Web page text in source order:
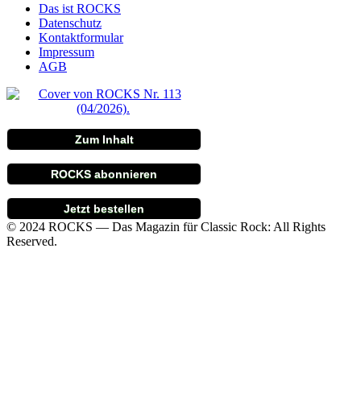
Das ist ROCKS
Datenschutz
Kontaktformular
Impressum
AGB
Zum Inhalt
ROCKS abonnieren
Jetzt bestellen
© 2024 ROCKS — Das Magazin für Classic Rock: All Rights
Reserved.